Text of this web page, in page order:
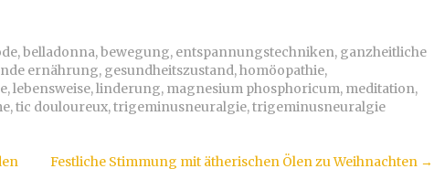
,belladonna,bewegung, entspannungstechniken, ganzheitliche
ernährung, gesundheitszustand,homöopathie,
,lebensweise,linderung, magnesium phosphoricum, meditation,
,tic douloureux,trigeminusneuralgie,trigeminusneuralgie
Festliche Stimmung mit ätherischen Ölen zu Weihnachten →